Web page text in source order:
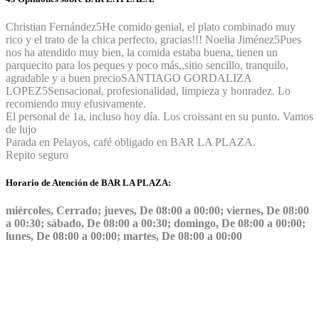
Christian Fernández5He comido genial, el plato combinado muy
rico y el trato de la chica perfecto, gracias!!! Noelia Jiménez5Pues
nos ha atendido muy bien, la comida estaba buena, tienen un
parquecito para los peques y poco más,,sitio sencillo, tranquilo,
agradable y a buen precioSANTIAGO GORDALIZA
LOPEZ5Sensacional, profesionalidad, limpieza y honradez. Lo
recomiendo muy efusivamente.
El personal de 1a, incluso hoy día. Los croissant en su punto. Vamos
de lujo
Parada en Pelayos, café obligado en BAR LA PLAZA.
Repito seguro
Horario de Atención de BAR LA PLAZA:
miércoles, Cerrado; jueves, De 08:00 a 00:00; viernes, De 08:00
a 00:30; sábado, De 08:00 a 00:30; domingo, De 08:00 a 00:00;
lunes, De 08:00 a 00:00; martes, De 08:00 a 00:00